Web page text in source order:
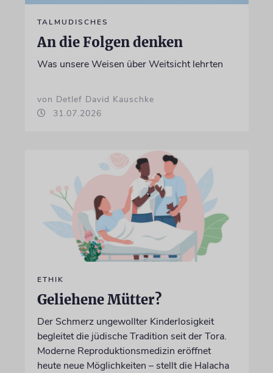
TALMUDISCHES
An die Folgen denken
Was unsere Weisen über Weitsicht lehrten
von Detlef David Kauschke
31.07.2026
ETHIK
Geliehene Mütter?
Der Schmerz ungewollter Kinderlosigkeit
begleitet die jüdische Tradition seit der Tora.
Moderne Reproduktionsmedizin eröffnet
heute neue Möglichkeiten – stellt die Halacha